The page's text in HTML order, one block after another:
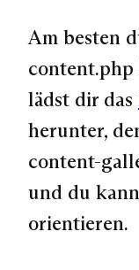
Am besten
content.php
lädst dir das
herunter,
content-
und du
orientieren.